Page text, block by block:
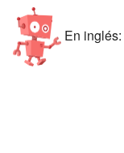
En inglés: